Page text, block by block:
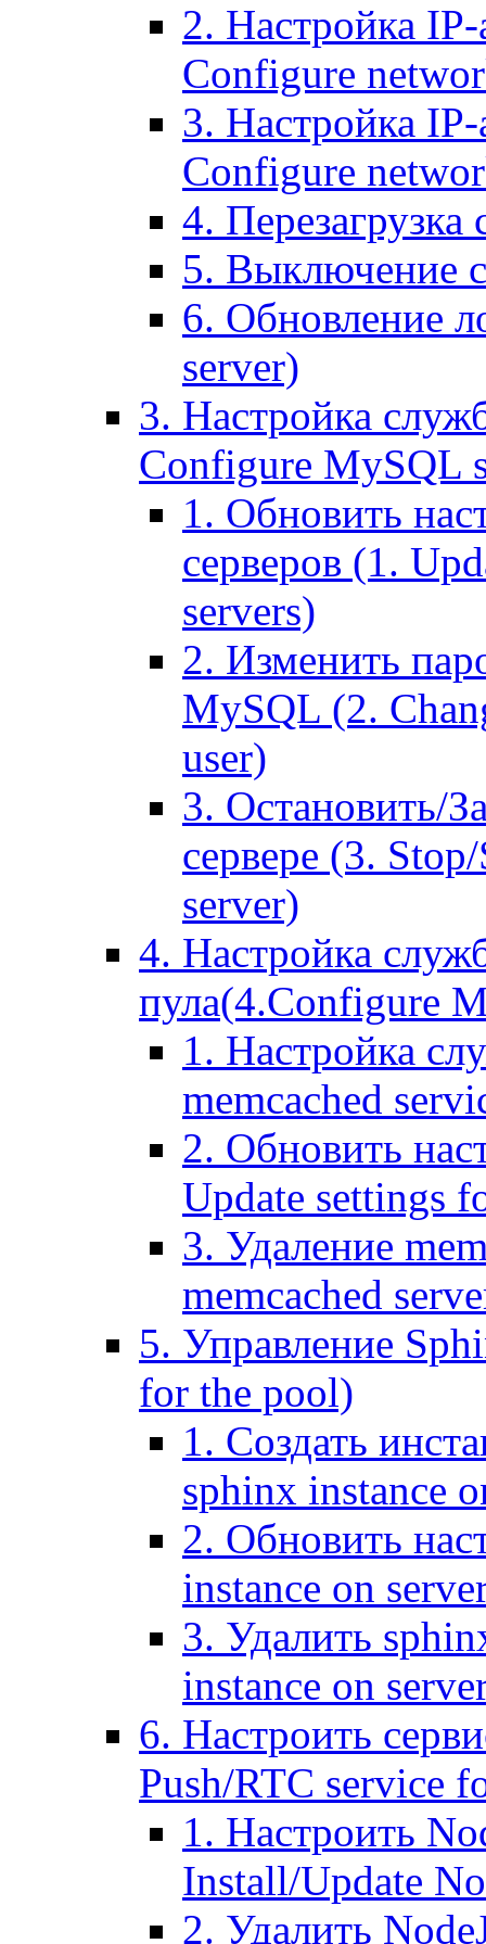
2. Настройка IP-
Configure
3. Настройка
Configure
4. Перезагрузка
5. Выключение
6. Обновление
server)
3. Настройка
Configure MySQL
1. Обновить
серверов (1.
servers)
2. Изменить
MySQL (2.
user)
3. Остановить/
сервере (3.
server)
4. Настройка
пула(4.Configure
1. Настройка
memcached
2. Обновить
Update settings
3. Удаление
memcached
5. Управление
for the pool)
1. Создать
sphinx instance
2. Обновить
instance on
3. Удалить
instance on
6. Настроить
Push/RTC service
1. Настроить
Install/Update
2. Удалить